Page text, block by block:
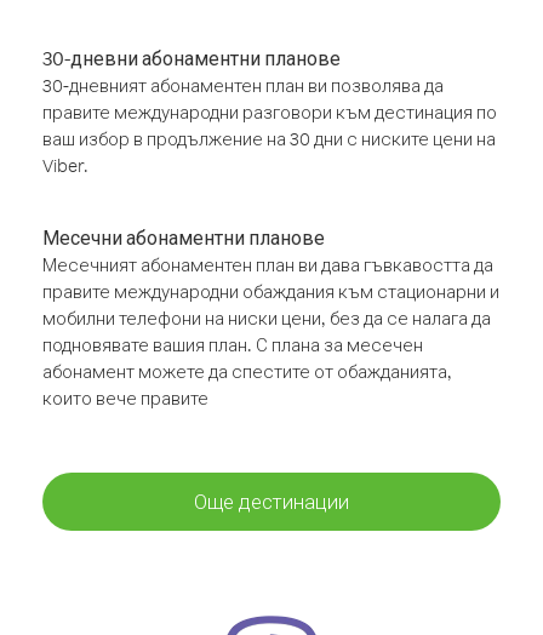
30-дневни абонаментни планове
30-дневният абонаментен план ви позволява да
правите международни разговори към дестинация по
ваш избор в продължение на 30 дни с ниските цени на
Viber.
Месечни абонаментни планове
Месечният абонаментен план ви дава гъвкавостта да
правите международни обаждания към стационарни и
мобилни телефони на ниски цени, без да се налага да
подновявате вашия план. С плана за месечен
абонамент можете да спестите от обажданията,
които вече правите
Още дестинации